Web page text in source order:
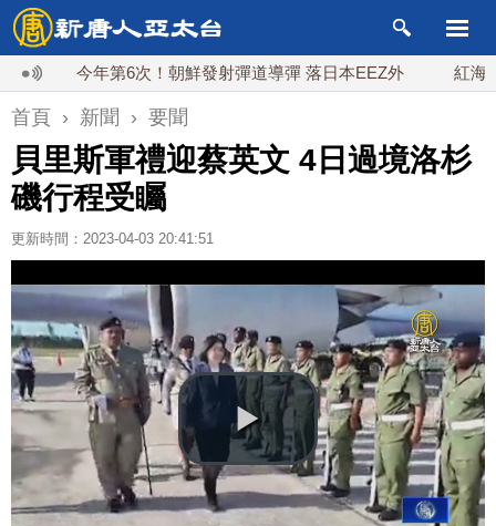
今年第6次！朝鮮發射彈道導彈 落日本EEZ外 紅海戰火
首頁 › 新聞 › 要聞
貝里斯軍禮迎蔡英文 4日過境洛杉
磯行程受矚
更新時間：2023-04-03 20:41:51